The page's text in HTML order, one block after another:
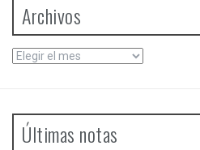
Archivos
Archivos
Últimas notas